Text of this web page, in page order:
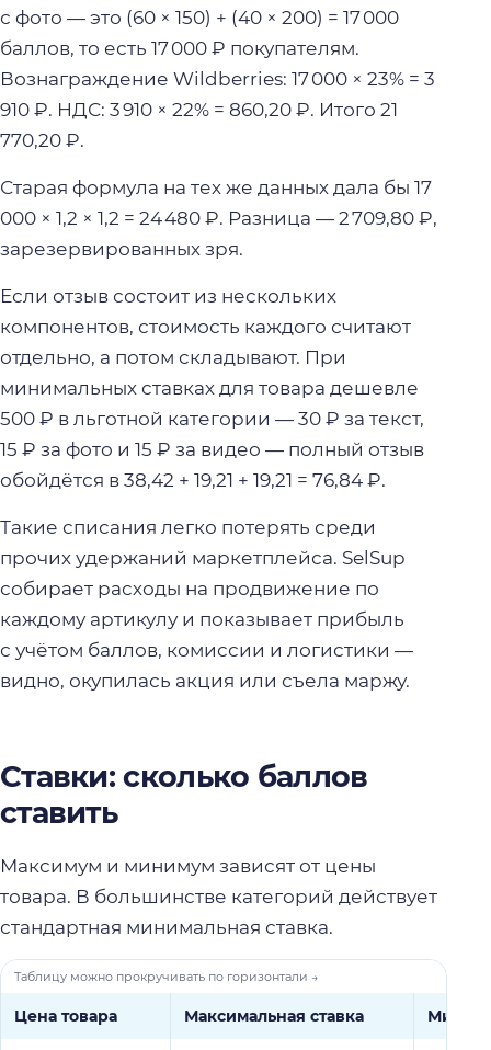
с фото — это (60 × 150) + (40 × 200) = 17 000
баллов, то есть 17 000 ₽ покупателям.
Вознаграждение Wildberries: 17 000 × 23% = 3
910 ₽. НДС: 3 910 × 22% = 860,20 ₽. Итого 21
770,20 ₽.
Старая формула на тех же данных дала бы 17
000 × 1,2 × 1,2 = 24 480 ₽. Разница — 2 709,80 ₽,
зарезервированных зря.
Если отзыв состоит из нескольких
компонентов, стоимость каждого считают
отдельно, а потом складывают. При
минимальных ставках для товара дешевле
500 ₽ в льготной категории — 30 ₽ за текст,
15 ₽ за фото и 15 ₽ за видео — полный отзыв
обойдётся в 38,42 + 19,21 + 19,21 = 76,84 ₽.
Такие списания легко потерять среди
прочих удержаний маркетплейса. SelSup
собирает расходы на продвижение по
каждому артикулу и показывает прибыль
с учётом баллов, комиссии и логистики —
видно, окупилась акция или съела маржу.
Ставки: сколько баллов
ставить
Максимум и минимум зависят от цены
товара. В большинстве категорий действует
стандартная минимальная ставка.
Цена товара Максимальная ставка